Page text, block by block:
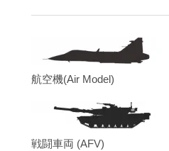
航空機(Air Model)
戦闘車両 (AFV)